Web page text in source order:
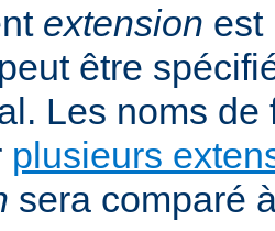
extension est
être
Les noms de
plusieurs
sera comparé